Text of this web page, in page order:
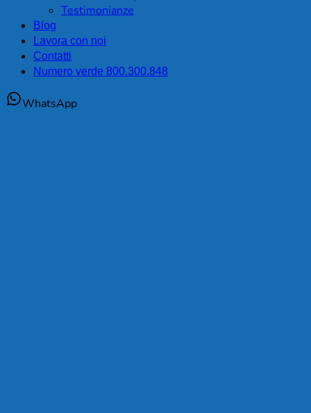
Testimonianze
Blog
Lavora con noi
Contatti
Numero verde 800.300.848
WhatsApp